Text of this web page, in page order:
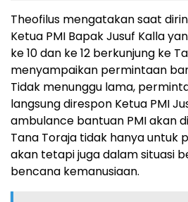
Theofilus mengatakan saat
Ketua PMI Bapak Jusuf Kalla
ke 10 dan ke 12 berkunjung ke
menyampaikan permintaan
Tidak menunggu lama,
langsung direspon Ketua PMI
ambulance bantuan PMI akan
Tana Toraja tidak hanya untuk
akan tetapi juga dalam situasi
bencana kemanusiaan.